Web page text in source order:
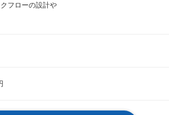
フローの設計や